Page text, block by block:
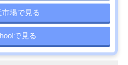
市場で見る
で見る